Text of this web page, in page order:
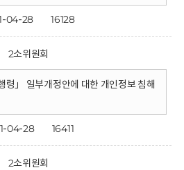
04-28 16128
2소위원회
령」 일부개정안에 대한 개인정보 침해
04-28 16411
2소위원회